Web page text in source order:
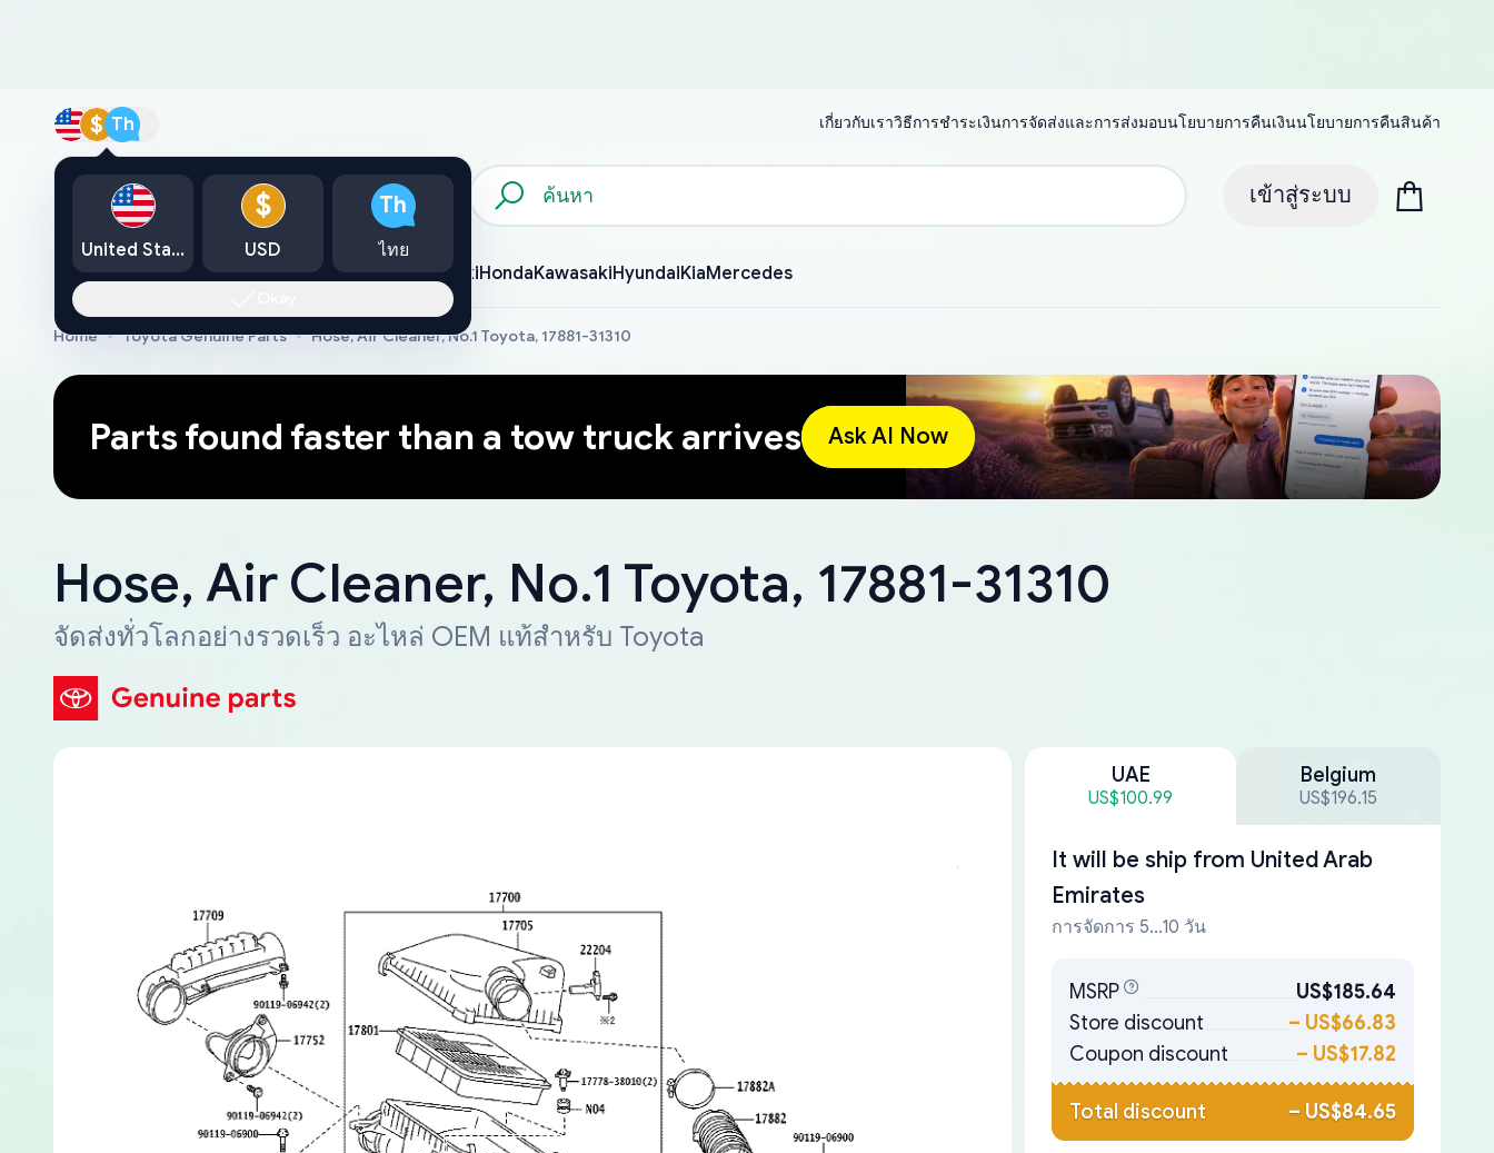
$ Th เกี่ยวกับเราวิธีการชำระเงินการจัดส่งและการส่งมอบนโยบายการคืนเงินนโยบายการคืนสินค้า
แคตตาล็อก เข้าสู่ระบบ
ToyotaLexusNissanMazdaMitsubishiYamahaSuzukiHondaKawasakiHyundaiKiaMercedes
Home Toyota Genuine Parts Hose, Air Cleaner, No.1 Toyota, 17881-31310
Parts found faster than a tow truck arrives Ask AI Now
Hose, Air Cleaner, No.1 Toyota, 17881-31310
จัดส่งทั่วโลกอย่างรวดเร็ว อะไหล่ OEM แท้สำหรับ Toyota
UAE
US$100.99
Belgium
US$196.15
It will be ship from United Arab
Emirates
การจัดการ 5...10 วัน
MSRP
US$185.64
Store discount
– US$66.83
Coupon discount
– US$17.82
Total discount – US$84.65
United States
$
USD
Th
ไทย